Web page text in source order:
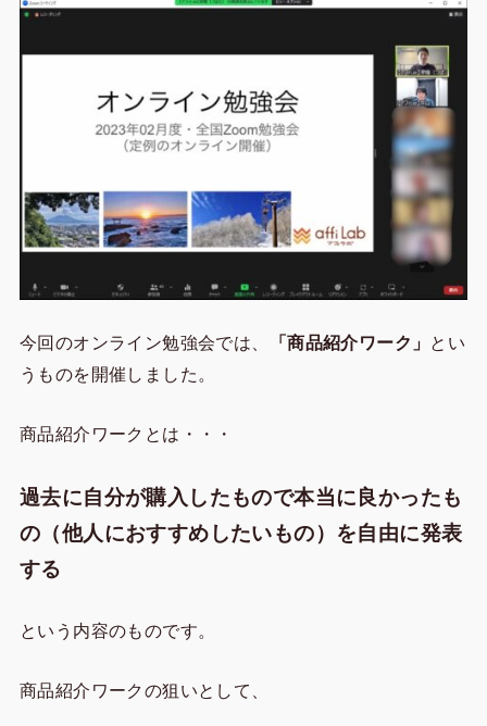
今回のオンライン勉強会では、 「商品紹介ワーク」 とい
うものを開催しました。
商品紹介ワークとは・・・
過去に自分が購入したもので本当に良かったも
の（他人におすすめしたいもの）を自由に発表
する
という内容のものです。
商品紹介ワークの狙いとして、